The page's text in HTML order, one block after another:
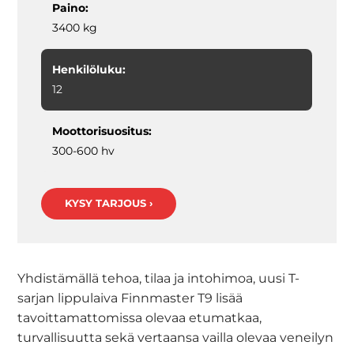
Paino:
3400 kg
Henkilöluku:
12
Moottorisuositus:
300-600 hv
KYSY TARJOUS ›
Yhdistämällä tehoa, tilaa ja intohimoa, uusi T-
sarjan lippulaiva Finnmaster T9 lisää
tavoittamattomissa olevaa etumatkaa,
turvallisuutta sekä vertaansa vailla olevaa veneilyn